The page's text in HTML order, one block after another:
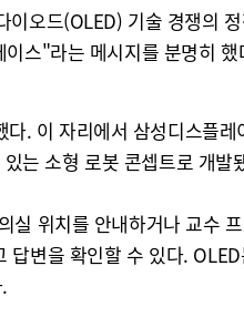
오드(OLED) 기술 경쟁의
스"라는 메시지를 분명히 했
. 이 자리에서 삼성디스플
는 소형 로봇 콘셉트로 개발
위치를 안내하거나 교수
변을 확인할 수 있다.